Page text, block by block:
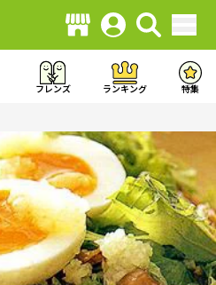
フレンズ ランキング 特集